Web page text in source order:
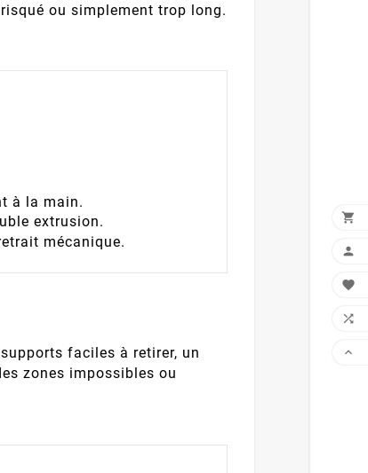
ou simplement trop long.
à la main.
extrusion.
mécanique.
faciles à retirer, un
zones impossibles ou




